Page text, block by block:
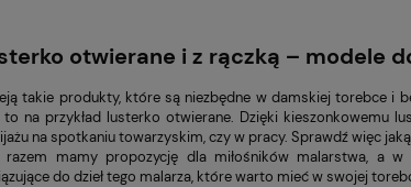
otwierane i z rączką – modele
takie produkty, które są niezbędne w damskiej torebce i
na przykład lusterko otwierane. Dzięki kieszonkowemu
na spotkaniu towarzyskim, czy w pracy. Sprawdź więc
razem mamy propozycję dla miłośników malarstwa, a
do dzieł tego malarza, które warto mieć w swojej